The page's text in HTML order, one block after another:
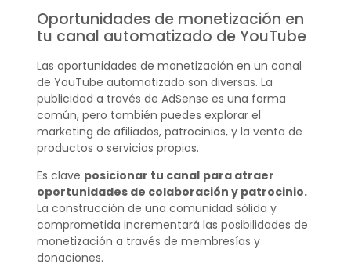
Oportunidades de monetización en
tu canal automatizado de YouTube
Las oportunidades de monetización en un canal
de YouTube automatizado son diversas. La
publicidad a través de AdSense es una forma
común, pero también puedes explorar el
marketing de afiliados, patrocinios, y la venta de
productos o servicios propios.
Es clave posicionar tu canal para atraer
oportunidades de colaboración y patrocinio.
La construcción de una comunidad sólida y
comprometida incrementará las posibilidades de
monetización a través de membresías y
donaciones.